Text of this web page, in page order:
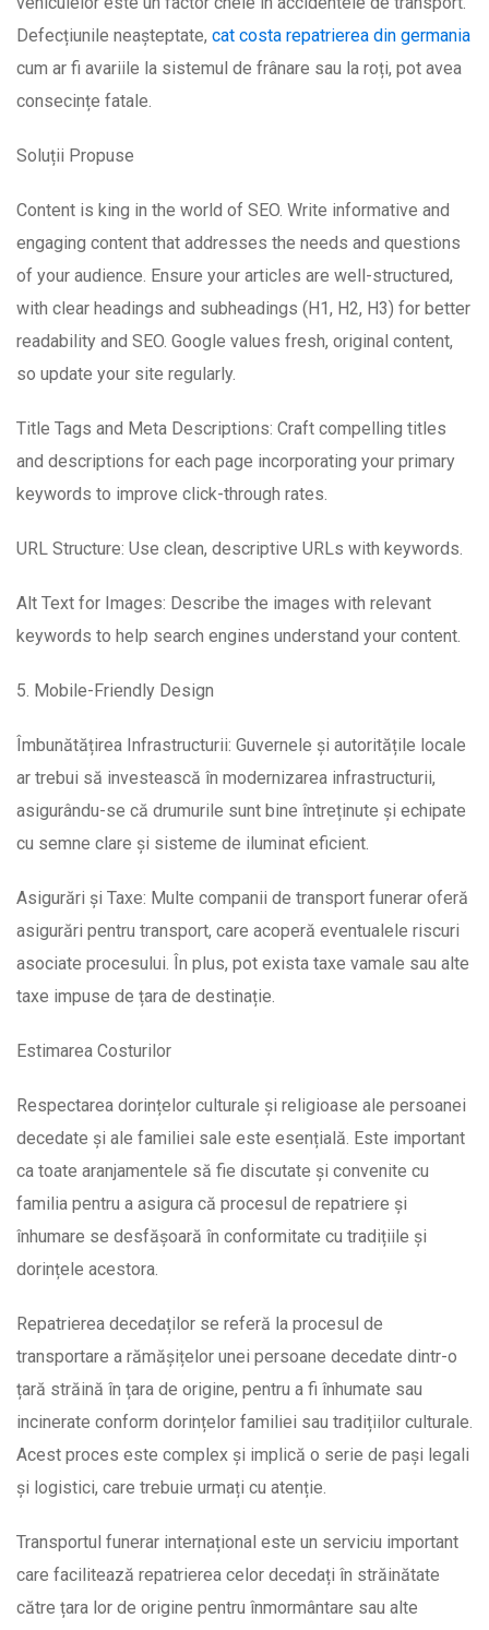
Defecțiunile neașteptate, cat costa repatrierea din germania
cum ar fi avariile la sistemul de frânare sau la roți, pot avea
consecințe fatale.
Soluții Propuse
Content is king in the world of SEO. Write informative and
engaging content that addresses the needs and questions
of your audience. Ensure your articles are well-structured,
with clear headings and subheadings (H1, H2, H3) for better
readability and SEO. Google values fresh, original content,
so update your site regularly.
Title Tags and Meta Descriptions: Craft compelling titles
and descriptions for each page incorporating your primary
keywords to improve click-through rates.
URL Structure: Use clean, descriptive URLs with keywords.
Alt Text for Images: Describe the images with relevant
keywords to help search engines understand your content.
5. Mobile-Friendly Design
Îmbunătățirea Infrastructurii: Guvernele și autoritățile locale
ar trebui să investească în modernizarea infrastructurii,
asigurându-se că drumurile sunt bine întreținute și echipate
cu semne clare și sisteme de iluminat eficient.
Asigurări și Taxe: Multe companii de transport funerar oferă
asigurări pentru transport, care acoperă eventualele riscuri
asociate procesului. În plus, pot exista taxe vamale sau alte
taxe impuse de țara de destinație.
Estimarea Costurilor
Respectarea dorințelor culturale și religioase ale persoanei
decedate și ale familiei sale este esențială. Este important
ca toate aranjamentele să fie discutate și convenite cu
familia pentru a asigura că procesul de repatriere și
înhumare se desfășoară în conformitate cu tradițiile și
dorințele acestora.
Repatrierea decedaților se referă la procesul de
transportare a rămășițelor unei persoane decedate dintr-o
țară străină în țara de origine, pentru a fi înhumate sau
incinerate conform dorințelor familiei sau tradițiilor culturale.
Acest proces este complex și implică o serie de pași legali
și logistici, care trebuie urmați cu atenție.
Transportul funerar internațional este un serviciu important
care facilitează repatrierea celor decedați în străinătate
către țara lor de origine pentru înmormântare sau alte